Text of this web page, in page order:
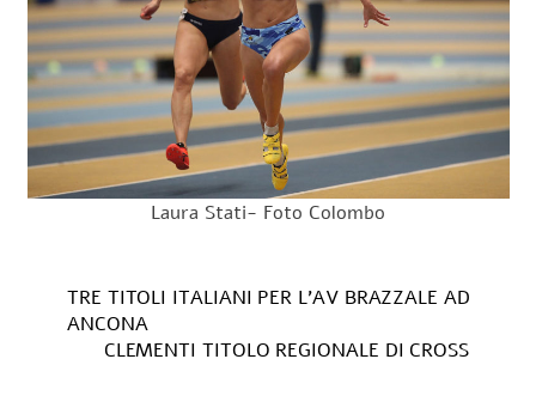
Laura Stati- Foto Colombo
TRE TITOLI ITALIANI PER L’AV BRAZZALE AD
ANCONA
CLEMENTI TITOLO REGIONALE DI CROSS